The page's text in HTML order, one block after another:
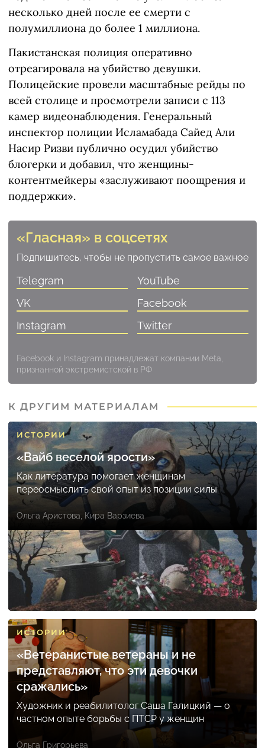
несколько дней после ее смерти с
полумиллиона до более 1 миллиона.
Пакистанская полиция оперативно
отреагировала на убийство девушки.
Полицейские провели масштабные рейды по
всей столице и просмотрели записи с 113
камер видеонаблюдения. Генеральный
инспектор полиции Исламабада Сайед Али
Насир Ризви публично осудил убийство
блогерки и добавил, что женщины-
контентмейкеры «заслуживают поощрения и
поддержки».
«Гласная» в соцсетях
Подпишитесь, чтобы не пропустить самое важное
Telegram
YouTube
VK
Facebook
Instagram
Twitter
Facebook и Instagram принадлежат компании Meta,
признанной экстремистской в РФ
К ДРУГИМ МАТЕРИАЛАМ
ИСТОРИИ
«Вайб веселой ярости»
Как литература помогает женщинам
переосмыслить свой опыт из позиции силы
Ольга Аристова Кира Варзиева
ИСТОРИИ
«Ветеранистые ветераны и не
представляют, что эти девочки
сражались»
Художник и реабилитолог Саша Галицкий — о
частном опыте борьбы с ПТСР у женщин
Ольга Григорьева